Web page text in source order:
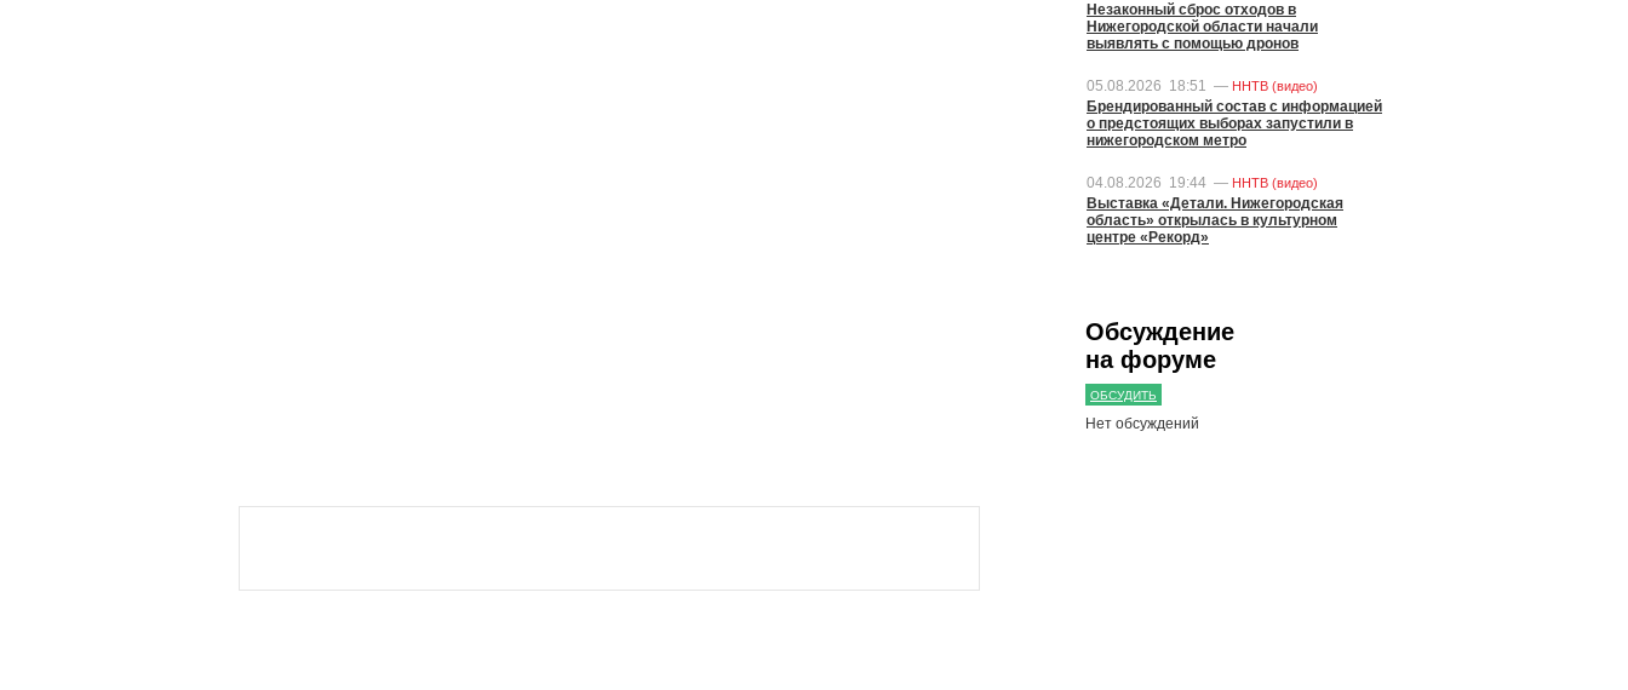
Незаконный сброс отходов в
Нижегородской области начали
выявлять с помощью дронов
05.08.2026 18:51 — ННТВ (видео)
Брендированный состав с информацией
о предстоящих выборах запустили в
нижегородском метро
04.08.2026 19:44 — ННТВ (видео)
Выставка «Детали. Нижегородская
область» открылась в культурном
центре «Рекорд»
Обсуждение
на форуме
ОБСУДИТЬ
Нет обсуждений